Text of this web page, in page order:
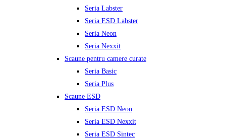
Seria Labster
Seria ESD Labster
Seria Neon
Seria Nexxit
Scaune pentru camere curate
Seria Basic
Seria Plus
Scaune ESD
Seria ESD Neon
Seria ESD Nexxit
Seria ESD Sintec